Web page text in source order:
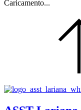
Caricamento...